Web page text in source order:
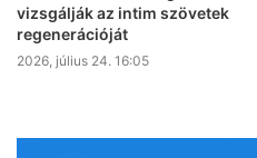
vizsgálják az intim szövetek
regenerációját
2026, július 24. 16:05